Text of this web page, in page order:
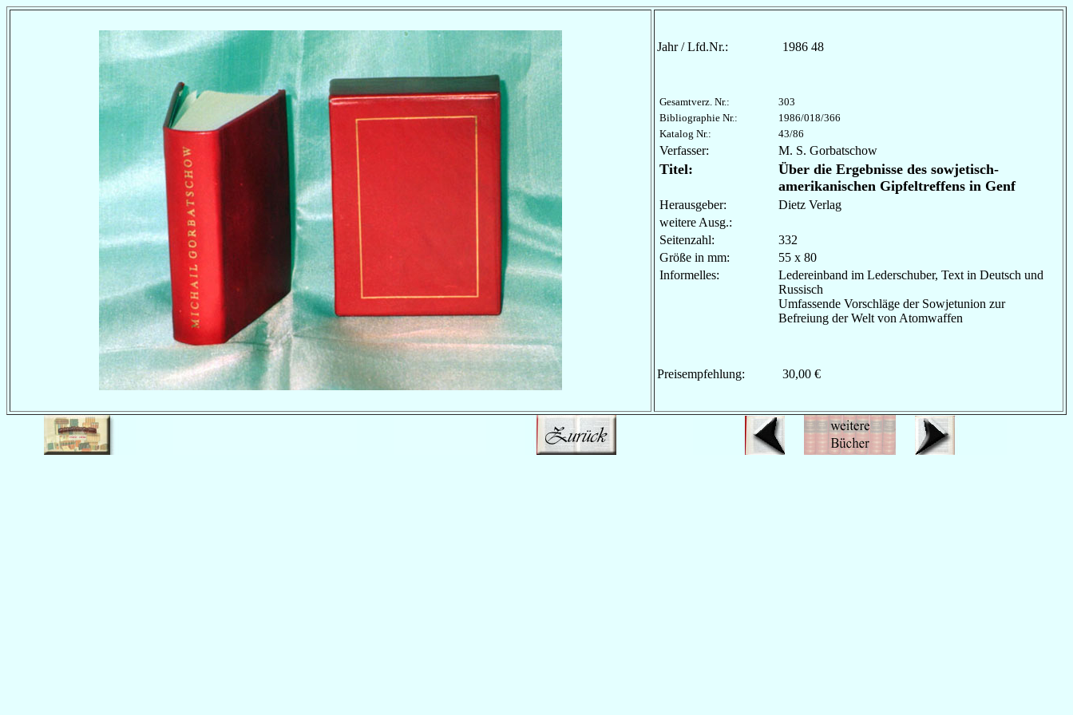
Jahr / Lfd.Nr.: 1986 48
Gesamtverz. Nr.:
303
Bibliographie Nr.:
1986/018/366
Katalog Nr.:
43/86
Verfasser: M. S. Gorbatschow
Titel:
Über die Ergebnisse des sowjetisch-
amerikanischen Gipfeltreffens in Genf
Herausgeber:
Dietz Verlag
weitere Ausg.:
Seitenzahl:
332
Größe in mm:
55 x 80
Informelles:
Ledereinband im Lederschuber, Text in Deutsch und
Russisch
Umfassende Vorschläge der Sowjetunion zur
Befreiung der Welt von Atomwaffen
Preisempfehlung: 30,00 €